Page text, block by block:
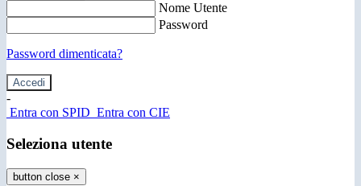
Nome Utente
Password
Password dimenticata?
-
Entra con SPID Entra con CIE
Seleziona utente
button close ×